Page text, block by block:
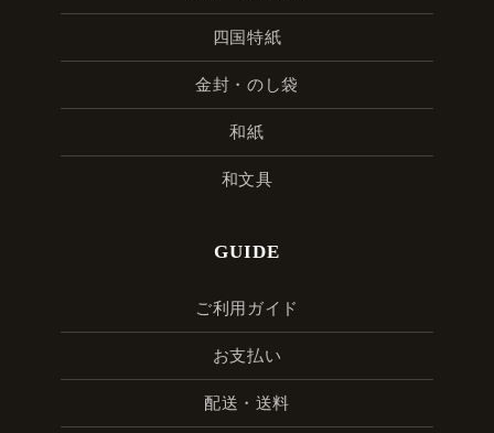
四国特紙
金封・のし袋
和紙
和文具
GUIDE
ご利用ガイド
お支払い
配送・送料